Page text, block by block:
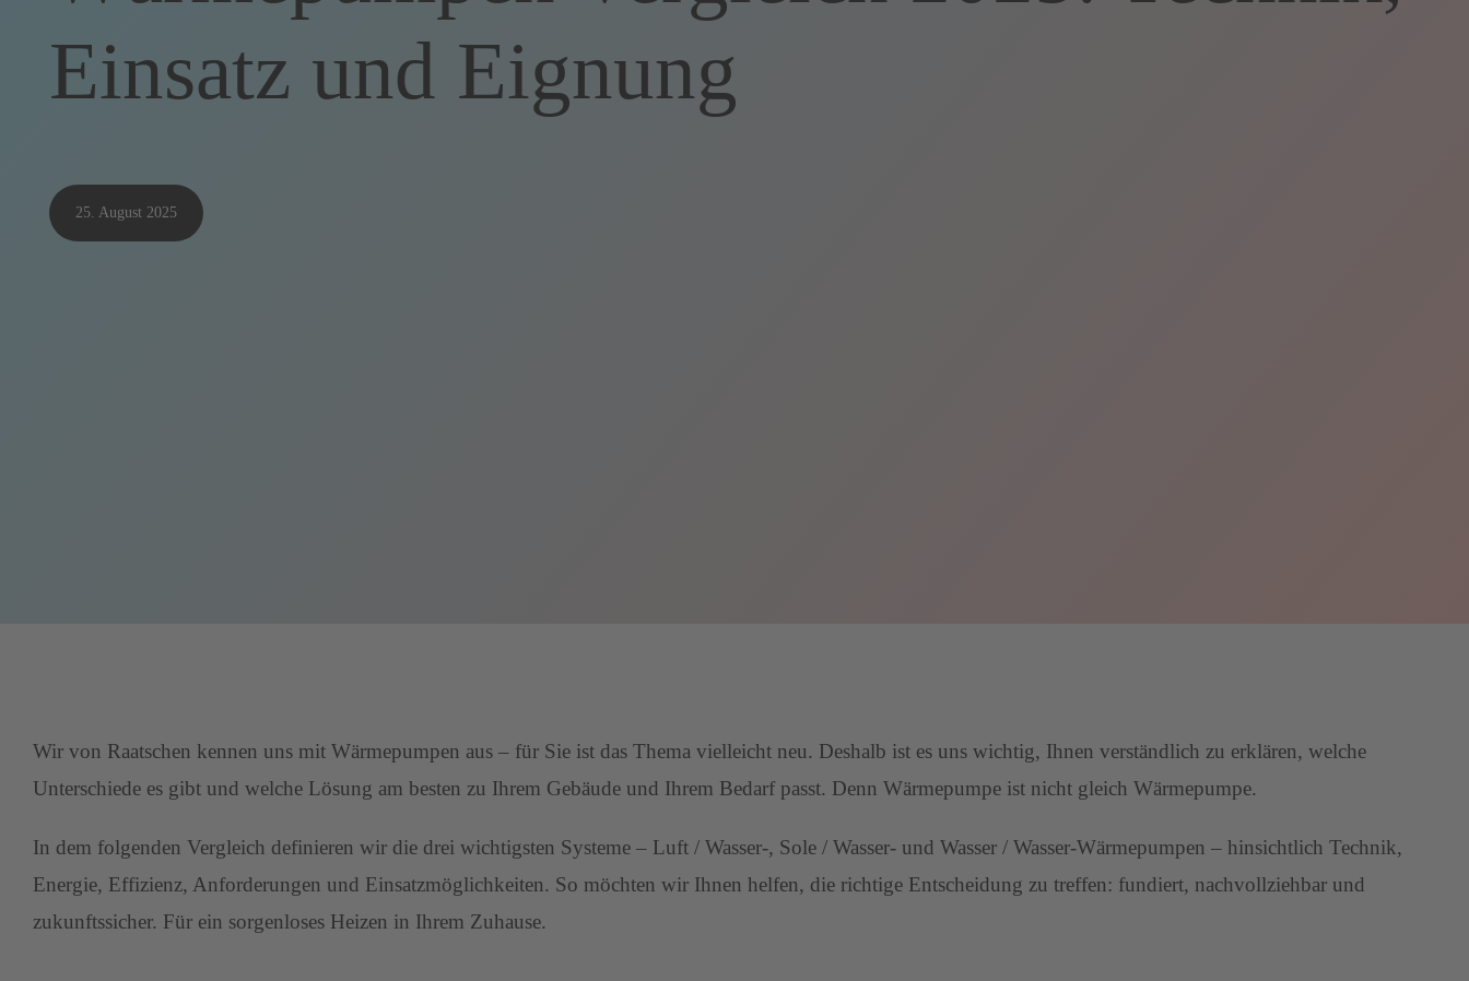
Einsatz und Eignung
25. August 2025
Wir von Raatschen kennen uns mit Wärmepumpen aus – für Sie ist das Thema vielleicht neu. Deshalb ist es uns wichtig, Ihnen verständlich zu erklären, welche
Unterschiede es gibt und welche Lösung am besten zu Ihrem Gebäude und Ihrem Bedarf passt. Denn Wärmepumpe ist nicht gleich Wärmepumpe.
In dem folgenden Vergleich definieren wir die drei wichtigsten Systeme – Luft / Wasser-, Sole / Wasser- und Wasser / Wasser-Wärmepumpen – hinsichtlich Technik,
Energie, Effizienz, Anforderungen und Einsatzmöglichkeiten. So möchten wir Ihnen helfen, die richtige Entscheidung zu treffen: fundiert, nachvollziehbar und
zukunftssicher. Für ein sorgenloses Heizen in Ihrem Zuhause.